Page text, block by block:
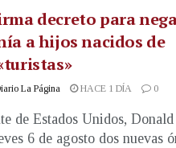
decreto para
a hijos nacidos de
La Página HACE 1 DÍA 0
de Estados Unidos,
6 de agosto dos nuevas